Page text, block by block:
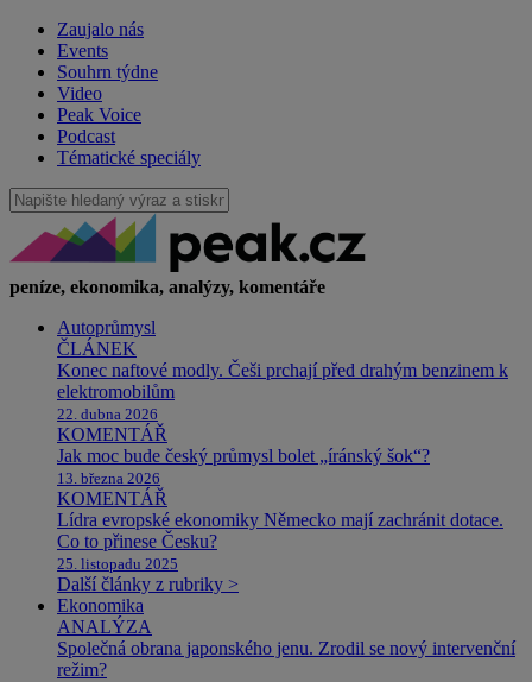
Zaujalo nás
Events
Souhrn týdne
Video
Peak Voice
Podcast
Tématické speciály
peníze, ekonomika, analýzy, komentáře
Autoprůmysl
ČLÁNEK
Konec naftové modly. Češi prchají před drahým benzinem k
elektromobilům
22. dubna 2026
KOMENTÁŘ
Jak moc bude český průmysl bolet „íránský šok“?
13. března 2026
KOMENTÁŘ
Lídra evropské ekonomiky Německo mají zachránit dotace.
Co to přinese Česku?
25. listopadu 2025
Další články z rubriky >
Ekonomika
ANALÝZA
Společná obrana japonského jenu. Zrodil se nový intervenční
režim?